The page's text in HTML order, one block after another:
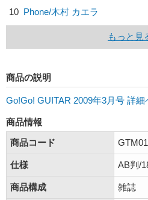
10 Phone/木村 カエラ
もっと見
商品の説明
Go!Go! GUITAR 2009年3月号 詳細
商品情報
商品コード
仕様 AB判/
商品構成 雑誌